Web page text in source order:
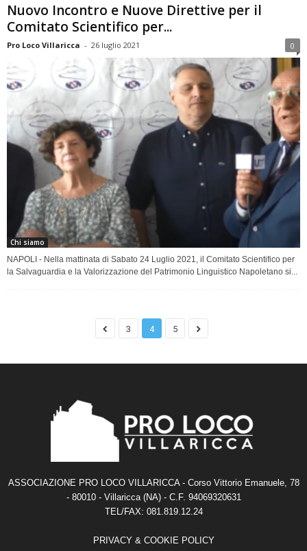
Nuovo Incontro e Nuove Direttive per il
Comitato Scientifico per...
Pro Loco Villaricca - 26 luglio 2021 0
Chi siamo
NAPOLI - Nella mattinata di Sabato 24 Luglio 2021, il Comitato Scientifico per
la Salvaguardia e la Valorizzazione del Patrimonio Linguistico Napoletano si...
3 4 5
ASSOCIAZIONE PRO LOCO VILLARICCA - Corso Vittorio Emanuele, 78
- 80010 - Villaricca (NA) - C.F. 94069320631
TEL/FAX: 081.819.12.24
PRIVACY & COOKIE POLICY